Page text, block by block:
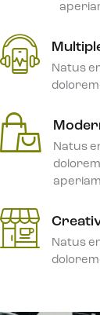
Natus
Natus
Natus